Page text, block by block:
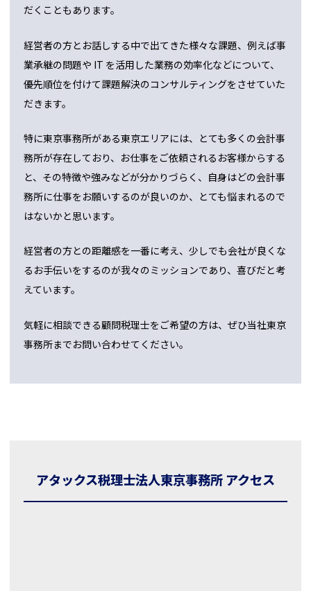
だくこともあります。
経営者の方とお話しする中で出てきた様々な課題、例えば事
業承継の問題や IT を活用した業務の効率化などについて、
優先順位を付けて課題解決のコンサルティングをさせていた
だきます。
特に東京事務所がある東京エリアには、とても多くの会計事
務所が存在しており、お仕事をご依頼されるお客様からする
と、その特徴や強みなどが分かりづらく、自身はどの会計事
務所に仕事をお願いするのが良いのか、とても悩まれるので
はないかと思います。
経営者の方との距離感を一番に考え、少しでも会社が良くな
るお手伝いをするのが我々のミッションであり、喜びだと考
えています。
気軽に相談できる顧問税理士をご希望の方は、ぜひ当社東京
事務所までお問い合わせてください。
アタックス税理士法人東京事務所 アクセス